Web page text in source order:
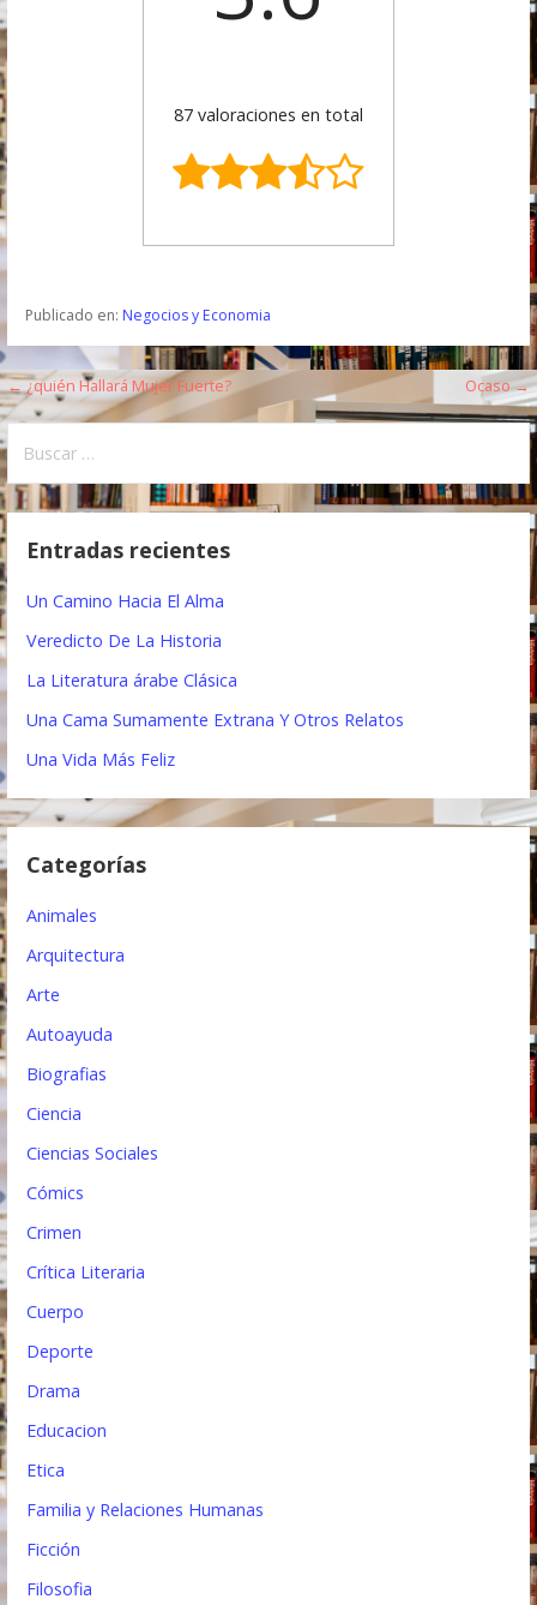
87 valoraciones en total
Publicado en: Negocios y Economia
N
a
v
e
a
ó
d
n
← ¿quién Hallará Mujer Fuerte? Ocaso →
s
Entradas recientes
Un Camino Hacia El Alma
Veredicto De La Historia
La Literatura árabe Clásica
Una Cama Sumamente Extrana Y Otros Relatos
Una Vida Más Feliz
Categorías
Animales
Arquitectura
Arte
Autoayuda
Biografias
Ciencia
Ciencias Sociales
Cómics
Crimen
Crítica Literaria
Cuerpo
Deporte
Drama
Educacion
Etica
Familia y Relaciones Humanas
Ficción
Filosofia